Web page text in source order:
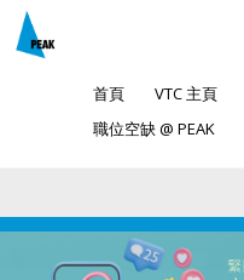
首頁 VTC 主頁
職位空缺 @ PEAK